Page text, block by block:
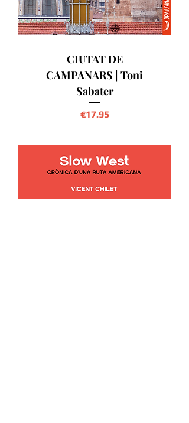
CIUTAT DE
CAMPANARS | Toni
Sabater
Precio
€17.95